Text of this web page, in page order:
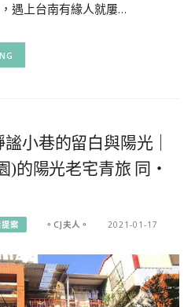
遇上台南有緣人就屢…
小巷的留白與陽光｜
)的陽光老宅青旅 同‧
案 。CJ夫人。 2021-01-17